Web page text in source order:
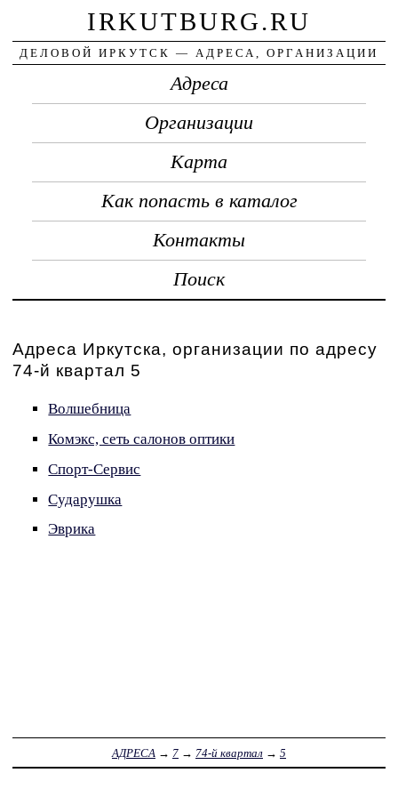
IRKUTBURG.RU
ДЕЛОВОЙ ИРКУТСК — АДРЕСА, ОРГАНИЗАЦИИ
Адреса
Организации
Карта
Как попасть в каталог
Контакты
Поиск
Адреса Иркутска, организации по адресу
74-й квартал 5
Волшебница
Комэкс, сеть салонов оптики
Спорт-Сервис
Сударушка
Эврика
АДРЕСА → 7 → 74-й квартал → 5